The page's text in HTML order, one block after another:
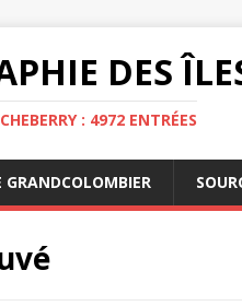
DES
: 4972 ENTRÉES
GRANDCOLOMBIER